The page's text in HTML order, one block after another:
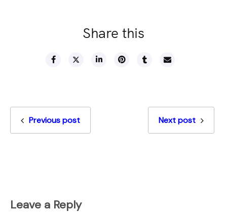
Share this
Previous post Next post
Leave a Reply